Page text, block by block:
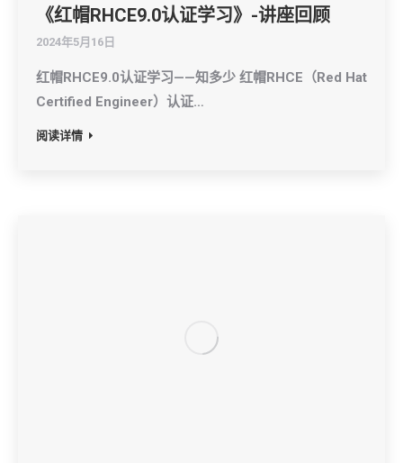
《红帽RHCE9.0认证学习》-讲座回顾
2024年5月16日
红帽RHCE9.0认证学习——知多少 红帽RHCE（Red Hat
Certified Engineer）认证…
阅读详情